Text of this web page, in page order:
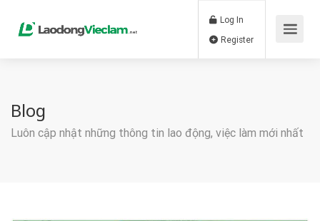
Log In
Blog
Luôn cập nhật những thông tin lao động, việc làm mới nhất